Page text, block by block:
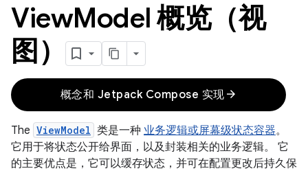
ViewModel 概览（视
图）
概念和 Jetpack Compose 实现 arrow_forward
The ViewModel 类是一种 业务逻辑或屏幕级状态容器。
它用于将状态公开给界面，以及封装相关的业务逻辑。 它
的主要优点是，它可以缓存状态，并可在配置更改后持久保